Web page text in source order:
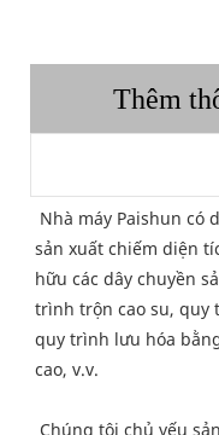
Thêm
Nhà máy Paishun có
sản xuất chiếm diện
hữu các dây chuyền
trình trộn cao su, quy
quy trình lưu hóa
cao, v.v.